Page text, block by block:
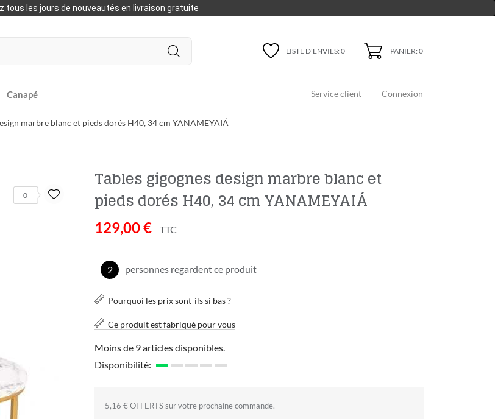
tous les jours de nouveautés en livraison gratuite
LISTE D'ENVIES:0 PANIER: 0
Canapé Service client Connexion
marbre blanc et pieds dorés H40, 34 cm YANAMEYAIÁ
0
Tables gigognes design marbre blanc et
pieds dorés H40, 34 cm YANAMEYAIÁ
129,00 € TTC
2 personnes regardent ce produit
Pourquoi les prix sont-ils si bas ?
Ce produit est fabriqué pour vous
Moins de 9 articles disponibles.
Disponibilité:
5,16 € OFFERTS sur votre prochaine commande.